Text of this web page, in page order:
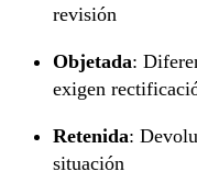
revisión
Objetada:
exigen
Retenida:
situación